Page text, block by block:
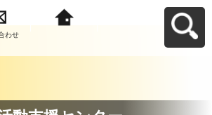
わせ